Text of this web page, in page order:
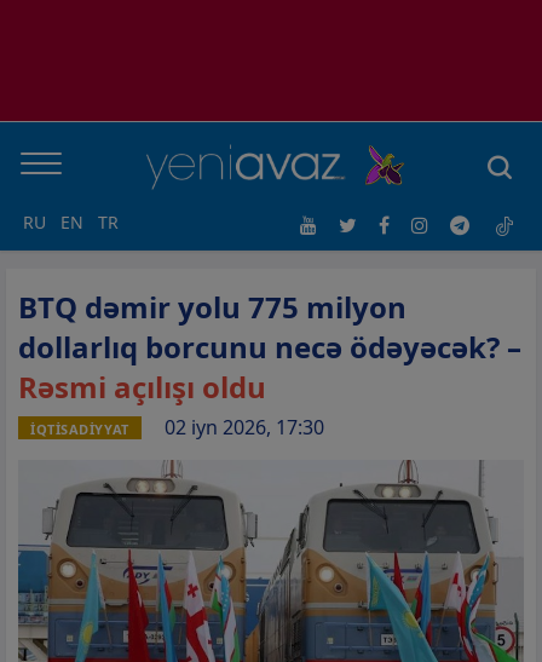
RU EN TR
BTQ dəmir yolu 775 milyon
dollarlıq borcunu necə ödəyəcək? –
Rəsmi açılışı oldu
İQTİSADİYYAT 02 iyn 2026, 17:30